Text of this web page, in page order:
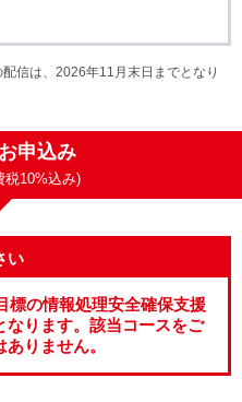
信は、2026年11月末日までとなり
申込み
税10%込み)
い
標の情報処理安全確保支援
なります。該当コースをご
りません。